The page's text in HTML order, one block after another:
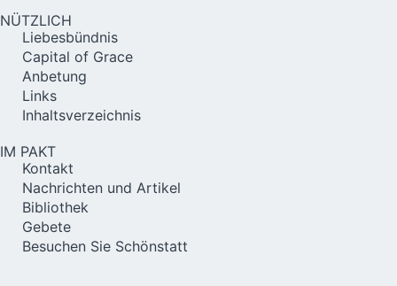
NÜTZLICH
Liebesbündnis
Capital of Grace
Anbetung
Links
Inhaltsverzeichnis
IM PAKT
Kontakt
Nachrichten und Artikel
Bibliothek
Gebete
Besuchen Sie Schönstatt